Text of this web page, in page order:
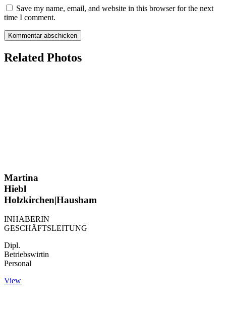
Save my name, email, and website in this browser for the next
time I comment.
Related Photos
Martina
Hiebl
Holzkirchen|Hausham
INHABERIN
GESCHÄFTSLEITUNG
Dipl.
Betriebswirtin
Personal
View